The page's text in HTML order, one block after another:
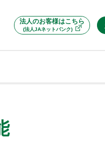
法人のお客様はこちら
(法人JAネットバンク)